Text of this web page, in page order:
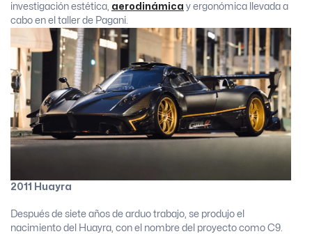
investigación estética, aerodinámica y ergonómica llevada a
cabo en el taller de Pagani.
2011 Huayra
Después de siete años de arduo trabajo, se produjo el
nacimiento del Huayra, con el nombre del proyecto como C9.